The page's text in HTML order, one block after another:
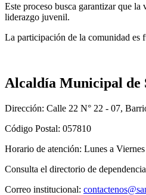
Este proceso busca garantizar que la
liderazgo juvenil.
La participación de la comunidad es
Alcaldía Municipal de
Dirección: Calle 22 N° 22 - 07,
Código Postal: 057810
Horario de atención: Lunes a
Consulta el directorio de
Correo institucional: